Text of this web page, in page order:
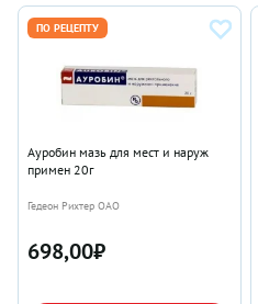
ПО РЕЦЕПТУ
Ауробин мазь для мест и наруж
примен 20г
Гедеон Рихтер ОАО
698,00₽